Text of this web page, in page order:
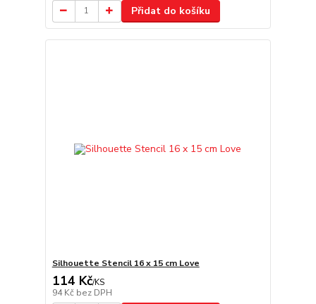
Přidat do košíku
Silhouette Stencil 16 x 15 cm Love
114 Kč/KS
94 Kč bez DPH